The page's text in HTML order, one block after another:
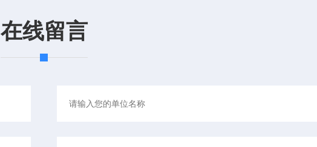
在线留言